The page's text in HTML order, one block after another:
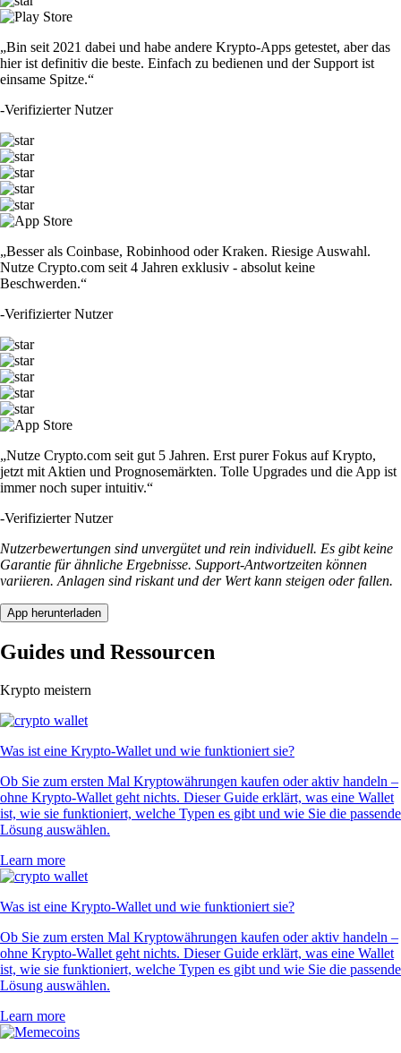
„Bin seit 2021 dabei und habe andere Krypto-Apps getestet, aber das
hier ist definitiv die beste. Einfach zu bedienen und der Support ist
einsame Spitze.“
-Verifizierter Nutzer
„Besser als Coinbase, Robinhood oder Kraken. Riesige Auswahl.
Nutze Crypto.com seit 4 Jahren exklusiv - absolut keine
Beschwerden.“
-Verifizierter Nutzer
„Nutze Crypto.com seit gut 5 Jahren. Erst purer Fokus auf Krypto,
jetzt mit Aktien und Prognosemärkten. Tolle Upgrades und die App ist
immer noch super intuitiv.“
-Verifizierter Nutzer
Nutzerbewertungen sind unvergütet und rein individuell. Es gibt keine
Garantie für ähnliche Ergebnisse. Support-Antwortzeiten können
variieren. Anlagen sind riskant und der Wert kann steigen oder fallen.
App herunterladen
Guides und Ressourcen
Krypto meistern
Was ist eine Krypto-Wallet und wie funktioniert sie?
Ob Sie zum ersten Mal Kryptowährungen kaufen oder aktiv handeln –
ohne Krypto-Wallet geht nichts. Dieser Guide erklärt, was eine Wallet
ist, wie sie funktioniert, welche Typen es gibt und wie Sie die passende
Lösung auswählen.
Learn more
Was ist eine Krypto-Wallet und wie funktioniert sie?
Ob Sie zum ersten Mal Kryptowährungen kaufen oder aktiv handeln –
ohne Krypto-Wallet geht nichts. Dieser Guide erklärt, was eine Wallet
ist, wie sie funktioniert, welche Typen es gibt und wie Sie die passende
Lösung auswählen.
Learn more